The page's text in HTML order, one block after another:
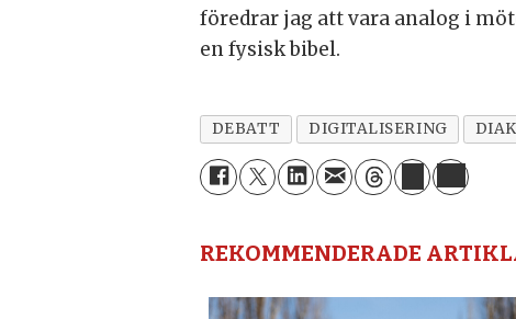
föredrar jag att vara analog i
en fysisk bibel.
DEBATT DIGITALISERING
REKOMMENDERADE